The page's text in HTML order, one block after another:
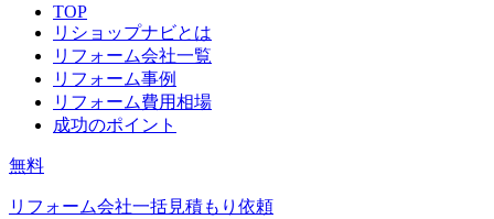
TOP
リショップナビとは
リフォーム会社一覧
リフォーム事例
リフォーム費用相場
成功のポイント
無料
リフォーム会社一括見積もり依頼